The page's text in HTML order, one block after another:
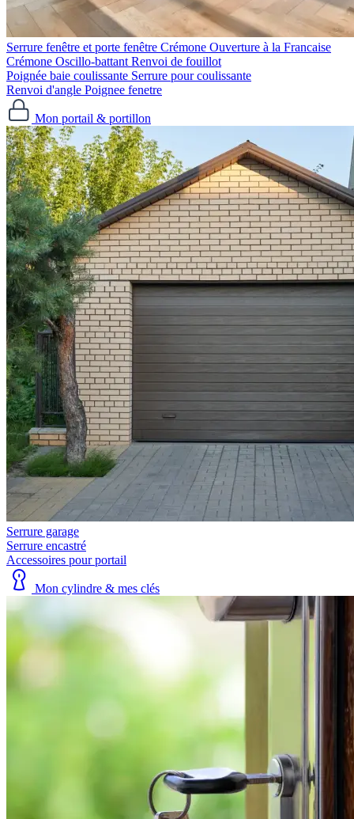
Serrure fenêtre et porte fenêtre
Crémone Ouverture à la Francaise
Crémone Oscillo-battant Renvoi de fouillot
Poignée baie coulissante Serrure pour coulissante
Renvoi d'angle Poignee fenetre
Mon portail & portillon
Serrure garage
Serrure encastré
Accessoires pour portail
Mon cylindre & mes clés